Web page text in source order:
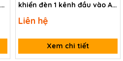
khiển đèn 1 kênh đầu vào AC
DAS LC-103H CR
Liên hệ
Xem chi tiết